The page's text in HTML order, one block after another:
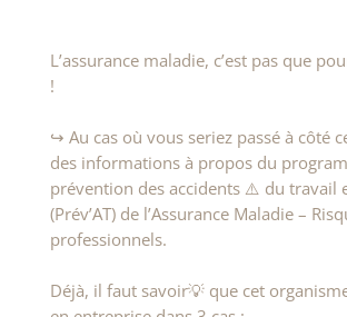
L’assurance maladie, c’est pas que
!
↪️ Au cas où vous seriez passé à côté
des informations à propos du
prévention des accidents ⚠️ du travail
(Prév’AT) de l’Assurance Maladie –
professionnels.
Déjà, il faut savoir💡 que cet